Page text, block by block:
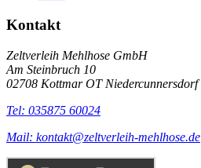
Kontakt
Zeltverleih Mehlhose GmbH
Am Steinbruch 10
02708 Kottmar OT Niedercunnersdorf
Tel: 035875 60024
Mail: kontakt@zeltverleih-mehlhose.de